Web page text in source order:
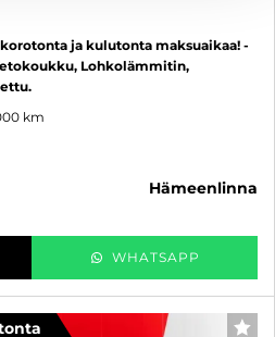
ja kulutonta maksuaikaa! -
Lohkolämmitin,
km
hämeenlinna
WHATSAPP